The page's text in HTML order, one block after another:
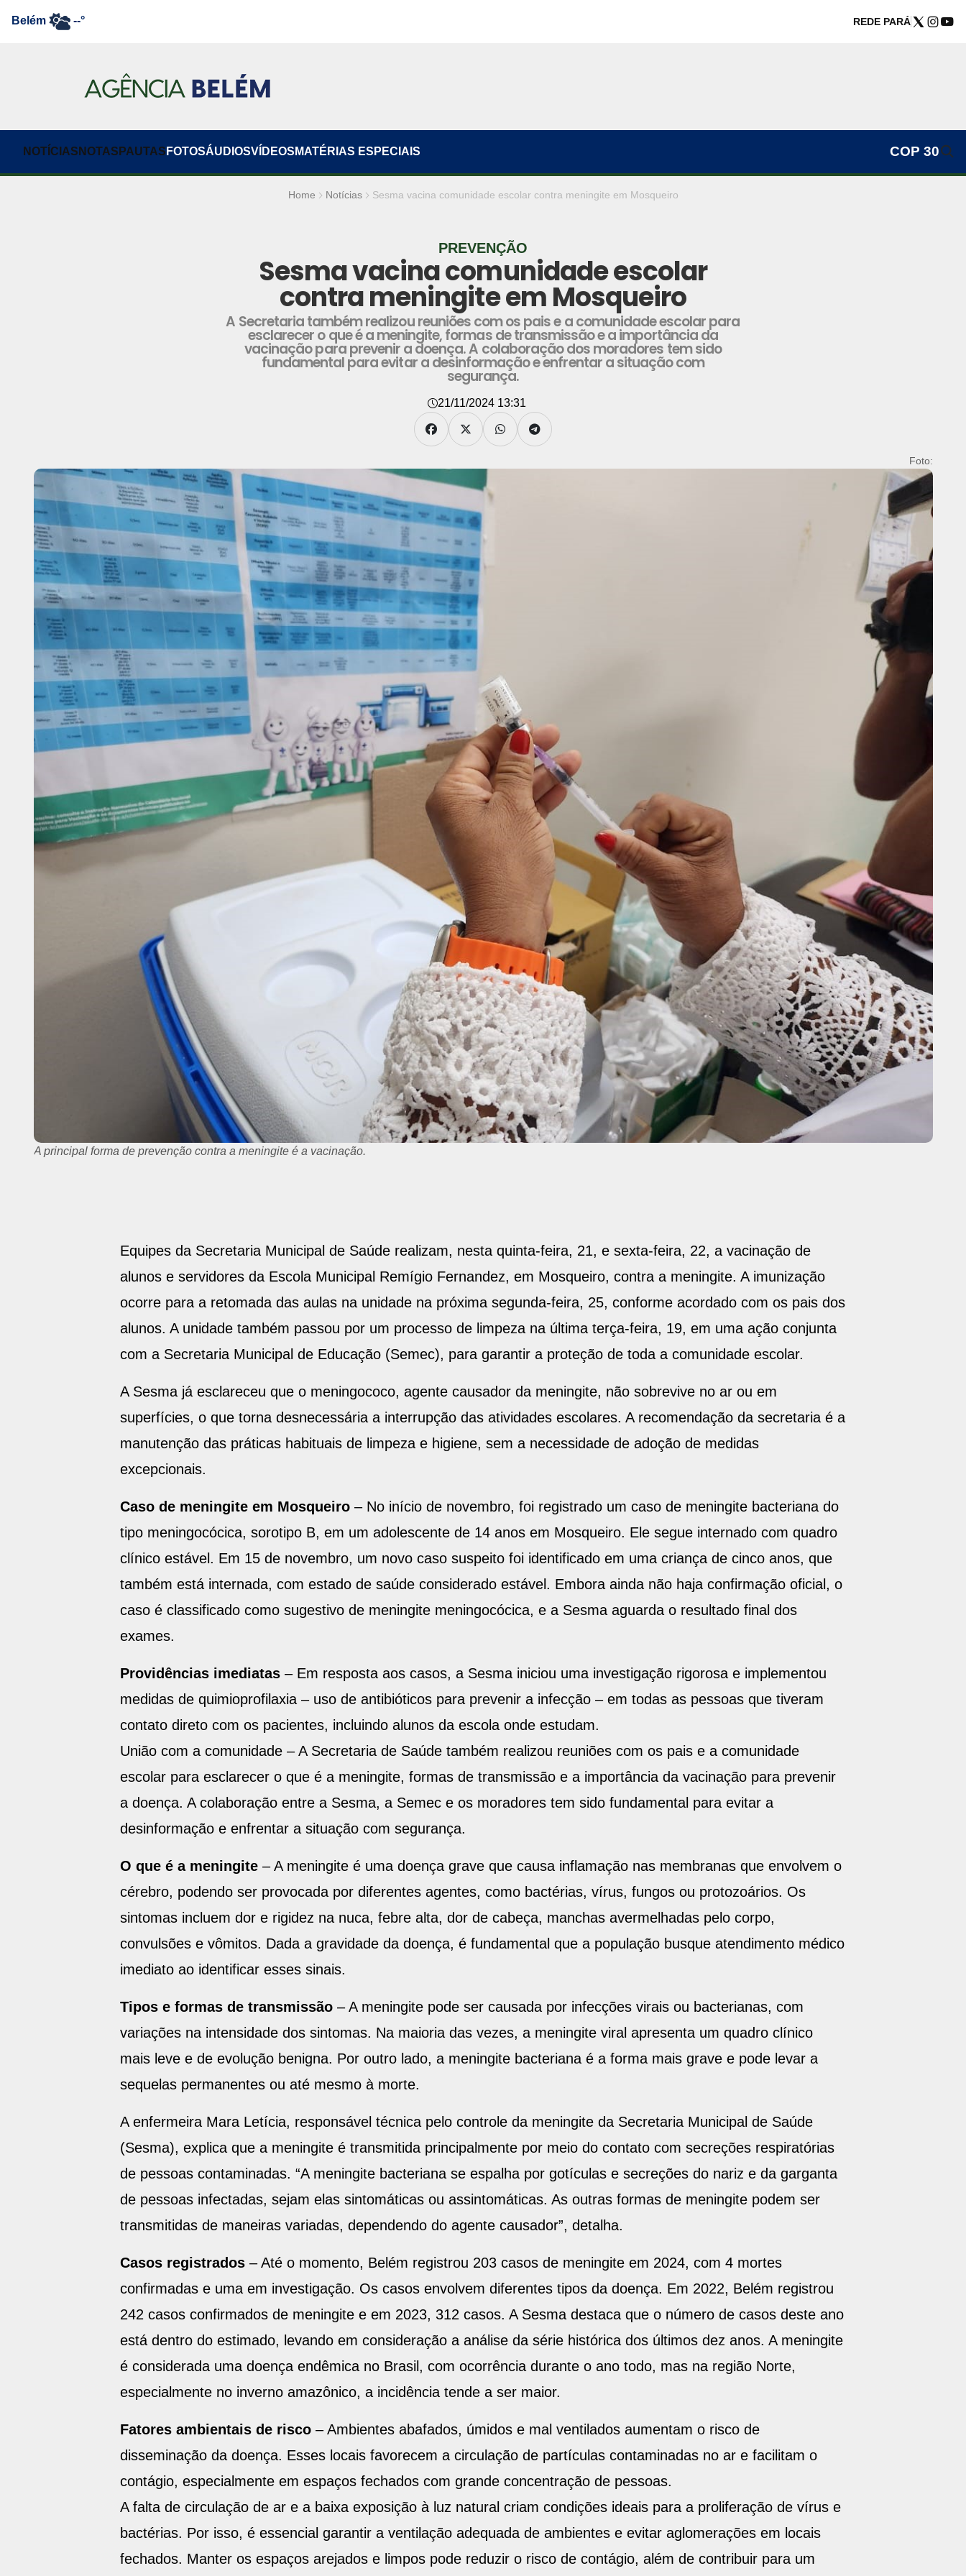
Belém --° REDE PARÁ
NOTÍCIAS NOTAS PAUTAS FOTOSÁUDIOSVÍDEOS MATÉRIAS ESPECIAIS COP 30
Home Notícias Sesma vacina comunidade escolar contra meningite em Mosqueiro
PREVENÇÃO
Sesma vacina comunidade escolar
contra meningite em Mosqueiro
A Secretaria também realizou reuniões com os pais e a comunidade escolar para
esclarecer o que é a meningite, formas de transmissão e a importância da
vacinação para prevenir a doença. A colaboração dos moradores tem sido
fundamental para evitar a desinformação e enfrentar a situação com
segurança.
21/11/2024 13:31
Foto:
A principal forma de prevenção contra a meningite é a vacinação.
Equipes da Secretaria Municipal de Saúde realizam, nesta quinta-feira, 21, e sexta-feira, 22, a vacinação de
alunos e servidores da Escola Municipal Remígio Fernandez, em Mosqueiro, contra a meningite. A imunização
ocorre para a retomada das aulas na unidade na próxima segunda-feira, 25, conforme acordado com os pais dos
alunos. A unidade também passou por um processo de limpeza na última terça-feira, 19, em uma ação conjunta
com a Secretaria Municipal de Educação (Semec), para garantir a proteção de toda a comunidade escolar.
A Sesma já esclareceu que o meningococo, agente causador da meningite, não sobrevive no ar ou em
superfícies, o que torna desnecessária a interrupção das atividades escolares. A recomendação da secretaria é a
manutenção das práticas habituais de limpeza e higiene, sem a necessidade de adoção de medidas
excepcionais.
Caso de meningite em Mosqueiro – No início de novembro, foi registrado um caso de meningite bacteriana do
tipo meningocócica, sorotipo B, em um adolescente de 14 anos em Mosqueiro. Ele segue internado com quadro
clínico estável. Em 15 de novembro, um novo caso suspeito foi identificado em uma criança de cinco anos, que
também está internada, com estado de saúde considerado estável. Embora ainda não haja confirmação oficial, o
caso é classificado como sugestivo de meningite meningocócica, e a Sesma aguarda o resultado final dos
exames.
Providências imediatas– Em resposta aos casos, a Sesma iniciou uma investigação rigorosa e implementou
medidas de quimioprofilaxia – uso de antibióticos para prevenir a infecção – em todas as pessoas que tiveram
contato direto com os pacientes, incluindo alunos da escola onde estudam.
União com a comunidade – A Secretaria de Saúde também realizou reuniões com os pais e a comunidade
escolar para esclarecer o que é a meningite, formas de transmissão e a importância da vacinação para prevenir
a doença. A colaboração entre a Sesma, a Semec e os moradores tem sido fundamental para evitar a
desinformação e enfrentar a situação com segurança.
O que é a meningite – A meningite é uma doença grave que causa inflamação nas membranas que envolvem o
cérebro, podendo ser provocada por diferentes agentes, como bactérias, vírus, fungos ou protozoários. Os
sintomas incluem dor e rigidez na nuca, febre alta, dor de cabeça, manchas avermelhadas pelo corpo,
convulsões e vômitos. Dada a gravidade da doença, é fundamental que a população busque atendimento médico
imediato ao identificar esses sinais.
Tipos e formas de transmissão – A meningite pode ser causada por infecções virais ou bacterianas, com
variações na intensidade dos sintomas. Na maioria das vezes, a meningite viral apresenta um quadro clínico
mais leve e de evolução benigna. Por outro lado, a meningite bacteriana é a forma mais grave e pode levar a
sequelas permanentes ou até mesmo à morte.
A enfermeira Mara Letícia, responsável técnica pelo controle da meningite da Secretaria Municipal de Saúde
(Sesma), explica que a meningite é transmitida principalmente por meio do contato com secreções respiratórias
de pessoas contaminadas. “A meningite bacteriana se espalha por gotículas e secreções do nariz e da garganta
de pessoas infectadas, sejam elas sintomáticas ou assintomáticas. As outras formas de meningite podem ser
transmitidas de maneiras variadas, dependendo do agente causador”, detalha.
Casos registrados – Até o momento, Belém registrou 203 casos de meningite em 2024, com 4 mortes
confirmadas e uma em investigação. Os casos envolvem diferentes tipos da doença. Em 2022, Belém registrou
242 casos confirmados de meningite e em 2023, 312 casos. A Sesma destaca que o número de casos deste ano
está dentro do estimado, levando em consideração a análise da série histórica dos últimos dez anos. A meningite
é considerada uma doença endêmica no Brasil, com ocorrência durante o ano todo, mas na região Norte,
especialmente no inverno amazônico, a incidência tende a ser maior.
Fatores ambientais de risco – Ambientes abafados, úmidos e mal ventilados aumentam o risco de
disseminação da doença. Esses locais favorecem a circulação de partículas contaminadas no ar e facilitam o
contágio, especialmente em espaços fechados com grande concentração de pessoas.
A falta de circulação de ar e a baixa exposição à luz natural criam condições ideais para a proliferação de vírus e
bactérias. Por isso, é essencial garantir a ventilação adequada de ambientes e evitar aglomerações em locais
fechados. Manter os espaços arejados e limpos pode reduzir o risco de contágio, além de contribuir para um